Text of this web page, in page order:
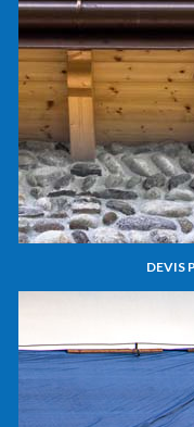
DEVIS